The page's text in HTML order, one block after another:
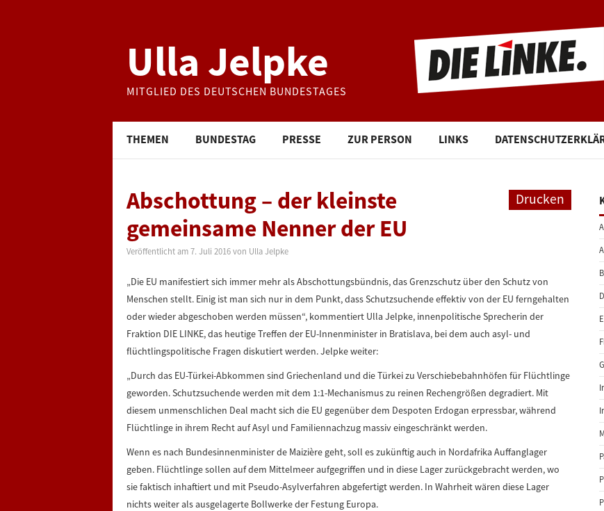
Ulla Jelpke
MITGLIED DES DEUTSCHEN BUNDESTAGES
THEMEN BUNDESTAG PRESSE ZUR PERSON LINKS
Drucken
Abschottung – der kleinste
gemeinsame Nenner der EU
Veröffentlicht am 7. Juli 2016 von Ulla Jelpke
„Die EU manifestiert sich immer mehr als Abschottungsbündnis, das Grenzschutz über den Schutz von
Menschen stellt. Einig ist man sich nur in dem Punkt, dass Schutzsuchende effektiv von der EU ferngehalten
oder wieder abgeschoben werden müssen“, kommentiert Ulla Jelpke, innenpolitische Sprecherin der
Fraktion DIE LINKE, das heutige Treffen der EU-Innenminister in Bratislava, bei dem auch asyl- und
flüchtlingspolitische Fragen diskutiert werden. Jelpke weiter:
„Durch das EU-Türkei-Abkommen sind Griechenland und die Türkei zu Verschiebebahnhöfen für Flüchtlinge
geworden. Schutzsuchende werden mit dem 1:1-Mechanismus zu reinen Rechengrößen degradiert. Mit
diesem unmenschlichen Deal macht sich die EU gegenüber dem Despoten Erdogan erpressbar, während
Flüchtlinge in ihrem Recht auf Asyl und Familiennachzug massiv eingeschränkt werden.
Wenn es nach Bundesinnenminister de Maizière geht, soll es zukünftig auch in Nordafrika Auffanglager
geben. Flüchtlinge sollen auf dem Mittelmeer aufgegriffen und in diese Lager zurückgebracht werden, wo
sie faktisch inhaftiert und mit Pseudo-Asylverfahren abgefertigt werden. In Wahrheit wären diese Lager
nichts weiter als ausgelagerte Bollwerke der Festung Europa.